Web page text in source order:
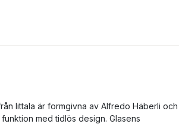
Iittala är formgivna av Alfredo Häberli och
med tidlös design. Glasens